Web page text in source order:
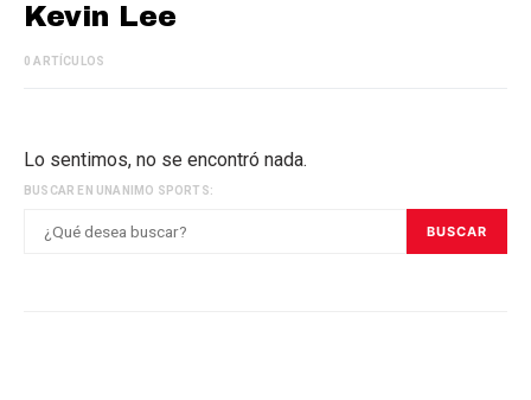
Kevin Lee
0 ARTÍCULOS
Lo sentimos, no se encontró nada.
BUSCAR EN UNANIMO SPORTS:
BUSCAR